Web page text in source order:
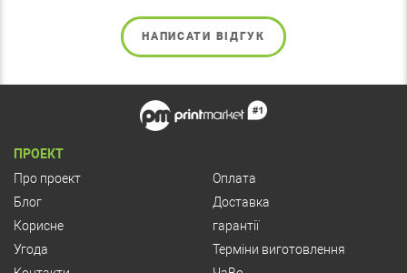
НАПИСАТИ ВІДГУК
ПРОЕКТ
Про проект
Блог
Корисне
Угода
Оплата
Доставка
гарантії
Терміни виготовлення